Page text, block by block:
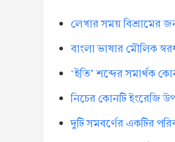
লেখার সময় বিশ্রামের
বাংলা ভাষার মৌলিক
‘ইতি’ শব্দের সমার্থক
নিচের কোনটি ইংরেজি
দুটি সমবর্ণের একটির